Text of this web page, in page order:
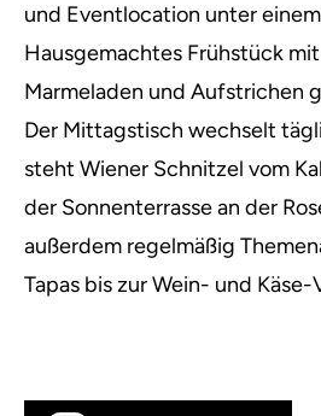
und Eventlocation unter
Hausgemachtes Frühstück
Marmeladen und Aufstrichen
Der Mittagstisch wechselt
steht Wiener Schnitzel vom
der Sonnenterrasse an der
außerdem regelmäßig
Tapas bis zur Wein- und